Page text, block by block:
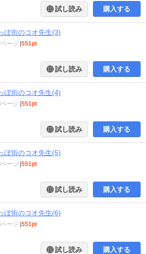
試し読み 購入する
ぽ街のコオ先生(3)
ージ |551pt
試し読み 購入する
ぽ街のコオ先生(4)
ージ |551pt
試し読み 購入する
ぽ街のコオ先生(5)
ージ |551pt
試し読み 購入する
ぽ街のコオ先生(6)
ージ |551pt
試し読み 購入する